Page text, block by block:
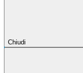
Chiudi